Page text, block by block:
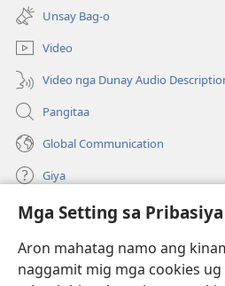
Mga Setting sa Pribasiya
Aron mahatag namo ang
naggamit mig mga cookies
bag-
ong
window)
open
ug
bag-
ong
window)
Unsay Bag-o
Video
Video nga Dunay Audio
Pangitaa
Global Communication
Giya
Donasyon
(mo-
open
bag-
Watchtower ONLINE NGA
(mo-